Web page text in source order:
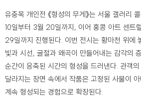
유충목 개인전 《형성의 무게》는 서울 갤러리
10일부터 3월 20일까지, 이어 홍콩 아트 센트
29일까지 진행된다. 이번 전시는 황마천 위에
빛과 시선, 굴절과 왜곡이 만들어내는 감각의
순간이 응축된 시간의 형성을 드러낸다. 관객
달라지는 장면 속에서 작품은 고정된 사물이
계속 형성되는 경험으로 확장된다.